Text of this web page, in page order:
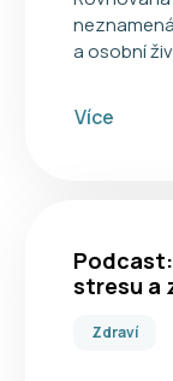
a osobní
Více
stresu a
Zdraví